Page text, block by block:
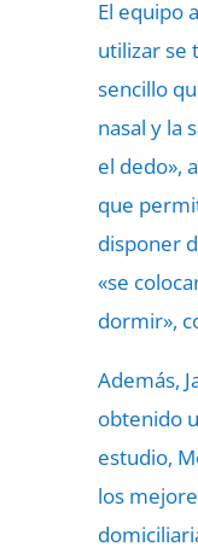
El equipo
utilizar se
sencillo
nasal y la
el dedo»,
que
disponer
«se
dormir»,
Además,
obtenido
estudio,
los